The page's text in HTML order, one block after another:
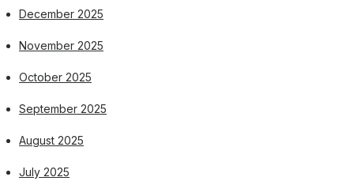
December 2025
November 2025
October 2025
September 2025
August 2025
July 2025